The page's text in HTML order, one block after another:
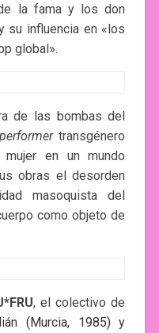
la fama y los don
su influencia en «los
global».
de las bombas del
performertransgénero
en un mundo
obras el desorden
masoquista del
como objeto de
, el colectivo de
(Murcia, 1985) y